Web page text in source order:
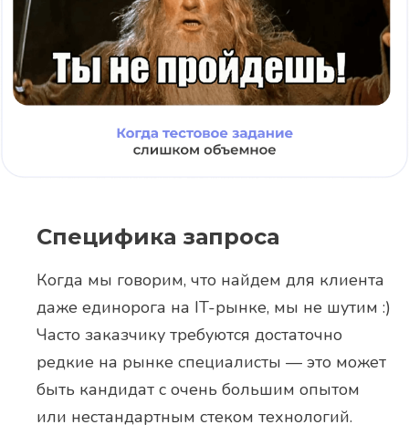
Специфика запроса
Когда мы говорим, что найдем для клиента
даже единорога на IT-рынке, мы не шутим :)
Часто заказчику требуются достаточно
редкие на рынке специалисты — это может
быть кандидат с очень большим опытом
или нестандартным стеком технологий.